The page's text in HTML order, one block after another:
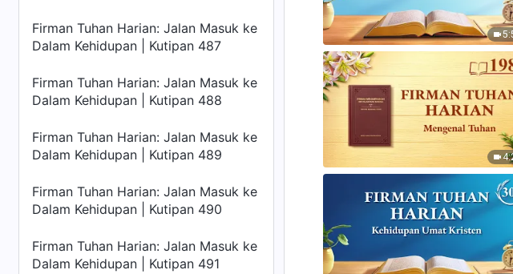
Firman Tuhan Harian: Jalan Masuk ke
Dalam Kehidupan | Kutipan 487
Firman Tuhan Harian: Jalan Masuk ke
Dalam Kehidupan | Kutipan 488
Firman Tuhan Harian: Jalan Masuk ke
Dalam Kehidupan | Kutipan 489
Firman Tuhan Harian: Jalan Masuk ke
Dalam Kehidupan | Kutipan 490
Firman Tuhan Harian: Jalan Masuk ke
Dalam Kehidupan | Kutipan 491